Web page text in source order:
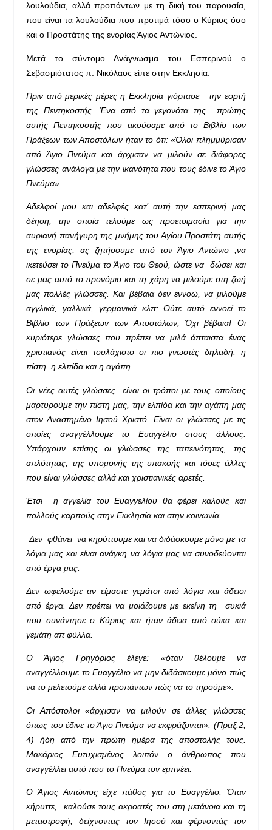
λουλούδια, αλλά προπάντων με τη δική του παρουσία,
που είναι τα λουλούδια που προτιμά τόσο ο Κύριος όσο
και ο Προστάτης της ενορίας Άγιος Αντώνιος.
Μετά το σύντομο Ανάγνωσμα του Εσπερινού ο
Σεβασμιότατος π. Νικόλαος είπε στην Εκκλησία:
Πριν από μερικές μέρες η Εκκλησία γιόρτασε την εορτή
της Πεντηκοστής. Ένα από τα γεγονότα της πρώτης
αυτής Πεντηκοστής που ακούσαμε από το Βιβλίο των
Πράξεων των Αποστόλων ήταν το ότι: «Όλοι πλημμύρισαν
από Άγιο Πνεύμα και άρχισαν να μιλούν σε διάφορες
γλώσσες ανάλογα με την ικανότητα που τους έδινε το Άγιο
Πνεύμα».
Αδελφοί μου και αδελφές κατ’ αυτή την εσπερινή μας
δέηση, την οποία τελούμε ως προετοιμασία για την
αυριανή πανήγυρη της μνήμης του Αγίου Προστάτη αυτής
της ενορίας, ας ζητήσουμε από τον Άγιο Αντώνιο ,να
ικετεύσει το Πνεύμα το Άγιο του Θεού, ώστε να δώσει και
σε μας αυτό το προνόμιο και τη χάρη να μιλούμε στη ζωή
μας πολλές γλώσσες. Και βέβαια δεν εννοώ, να μιλούμε
αγγλικά, γαλλικά, γερμανικά κλπ; Ούτε αυτό εννοεί το
Βιβλίο των Πράξεων των Αποστόλων; Όχι βέβαια! Οι
κυριότερε γλώσσες που πρέπει να μιλά άπταιστα ένας
χριστιανός είναι τουλάχιστο οι πιο γνωστές δηλαδή: η
πίστη η ελπίδα και η αγάπη.
Οι νέες αυτές γλώσσες είναι οι τρόποι με τους οποίους
μαρτυρούμε την πίστη μας, την ελπίδα και την αγάπη μας
στον Αναστημένο Ιησού Χριστό. Είναι οι γλώσσες με τις
οποίες αναγγέλλουμε το Ευαγγέλιο στους άλλους.
Υπάρχουν επίσης οι γλώσσες της ταπεινότητας, της
απλότητας, της υπομονής της υπακοής και τόσες άλλες
που είναι γλώσσες αλλά και χριστιανικές αρετές.
Έτσι η αγγελία του Ευαγγελίου θα φέρει καλούς και
πολλούς καρπούς στην Εκκλησία και στην κοινωνία.
Δεν φθάνει να κηρύττουμε και να διδάσκουμε μόνο με τα
λόγια μας και είναι ανάγκη να λόγια μας να συνοδεύονται
από έργα μας.
Δεν ωφελούμε αν είμαστε γεμάτοι από λόγια και άδειοι
από έργα. Δεν πρέπει να μοιάζουμε με εκείνη τη συκιά
που συνάντησε ο Κύριος και ήταν άδεια από σύκα και
γεμάτη απ φύλλα.
Ο Άγιος Γρηγόριος έλεγε: «όταν θέλουμε να
αναγγέλλουμε το Ευαγγέλιο να μην διδάσκουμε μόνο πώς
να το μελετούμε αλλά προπάντων πώς να το τηρούμε».
Οι Απόστολοι «άρχισαν να μιλούν σε άλλες γλώσσες
όπως του έδινε το Άγιο Πνεύμα να εκφράζονται». (Πραξ.2,
4) ήδη από την πρώτη ημέρα της αποστολής τους.
Μακάριος Ευτυχισμένος λοιπόν ο άνθρωπος που
αναγγέλλει αυτό που το Πνεύμα τον εμπνέει.
Ο Άγιος Αντώνιοςείχε πάθος για το Ευαγγέλιο. Όταν
κήρυττε, καλούσε τους ακροατές του στη μετάνοια και τη
μεταστροφή, δείχνοντας τον Ιησού και φέρνοντάς τον